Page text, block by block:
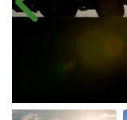
Anterior